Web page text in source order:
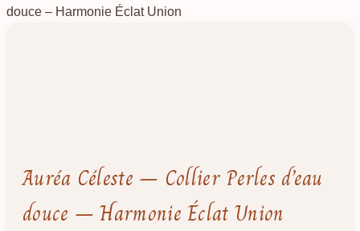
douce – Harmonie Éclat Union
Auréa Céleste – Collier Perles d’eau
douce – Harmonie Éclat Union